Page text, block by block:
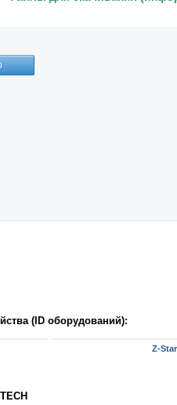
(ID оборудований):
Z-